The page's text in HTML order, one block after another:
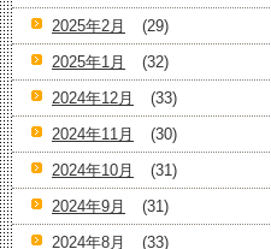
2025年2月
(29)
2025年1月
(32)
2024年12月
(33)
2024年11月
(30)
2024年10月
(31)
2024年9月
(31)
2024年8月
(33)